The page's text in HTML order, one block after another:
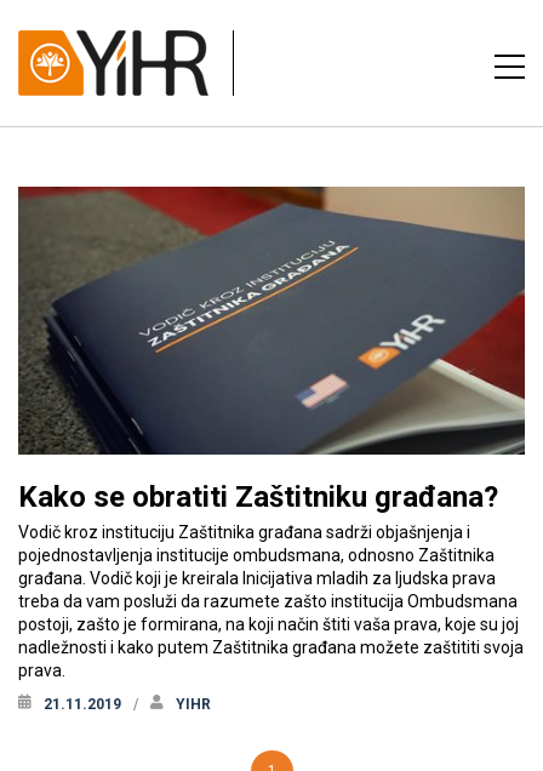
Kako se obratiti Zaštitniku građana?
Vodič kroz instituciju Zaštitnika građana sadrži objašnjenja i
pojednostavljenja institucije ombudsmana, odnosno Zaštitnika
građana. Vodič koji je kreirala Inicijativa mladih za ljudska prava
treba da vam posluži da razumete zašto institucija Ombudsmana
postoji, zašto je formirana, na koji način štiti vaša prava, koje su joj
nadležnosti i kako putem Zaštitnika građana možete zaštititi svoja
prava.
21.11.2019 YIHR